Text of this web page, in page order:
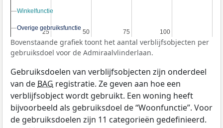
25
25 50
50 75
75 100
100
Winkelfunctie
Winkelfunctie
Overige gebruiksfunctie
Overige gebruiksfunctie
Bovenstaande grafiek toont het aantal verblijfsobjecten per
gebruiksdoel voor de Admiraalvlinderlaan.
Gebruiksdoelen van verblijfsobjecten zijn onderdeel
van de BAG registratie. Ze geven aan hoe een
verblijfsobject wordt gebruikt. Een woning heeft
bijvoorbeeld als gebruiksdoel de “Woonfunctie”. Voor
de gebruiksdoelen zijn 11 categorieën gedefinieerd.